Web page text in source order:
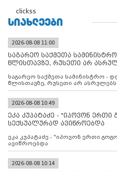
clickss
ᲡᲘᲐᲮᲚᲔᲔᲑᲘ
2026-08-08 11:00
საგარეო საქმეთა
წლისთავზე, რუსეთი არ
საგარეო საქმეთა სამინისტრო -
წლისთავზე, რუსეთი არ
დადებულ 2008 წლის 12 აგვისტოს
კონტროლს ოკუპირებულ
მილიტარიზაციის პროცესს და
ფაქტობრივი ანექსიისკენ
2026-08-08 10:49
ეკა კუპატაძე - "იპოვონ ერთი
სექსუალურად ავიწროებდა
ეკა კუპატაძე - "იპოვონ ერთი
ავიწროებდა
2026-08-08 10:14